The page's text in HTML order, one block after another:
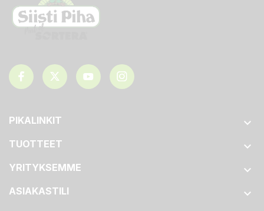
PIKALINKIT 
TUOTTEET 
YRITYKSEMME 
ASIAKASTILI 